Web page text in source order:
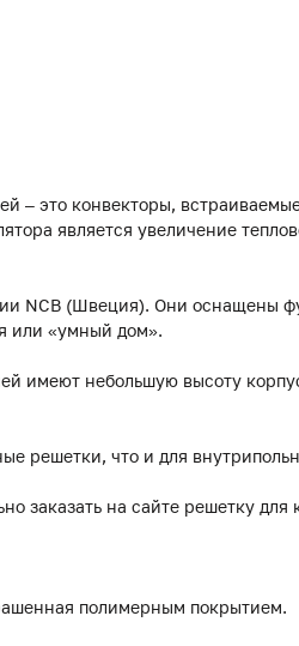
– это конвекторы,
является увеличение
NCB (Швеция). Они оснащены
или «умный дом».
имеют небольшую высоту
решетки, что и для
заказать на сайте решетку для
полимерным покрытием.